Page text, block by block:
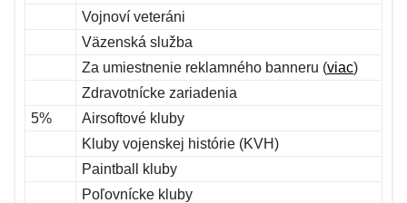
Vojnoví veteráni
Väzenská služba
Za umiestnenie reklamného banneru (viac)
Zdravotnícke zariadenia
5%
Airsoftové kluby
Kluby vojenskej histórie (KVH)
Paintball kluby
Poľovnícke kluby